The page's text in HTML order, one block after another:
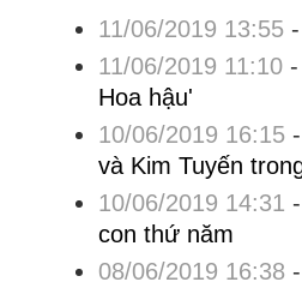
11/06/2019 13:55-
11/06/2019 11:10-
Hoa hậu'
10/06/2019 16:15-
và Kim Tuyến
10/06/2019 14:31 -
con thứ năm
08/06/2019 16:38 -